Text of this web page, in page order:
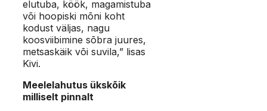
elutuba, köök, magamistuba
või hoopiski mõni koht
kodust väljas, nagu
koosviibimine sõbra juures,
metsaskäik või suvila,” lisas
Kivi.
Meelelahutus ükskõik
milliselt pinnalt